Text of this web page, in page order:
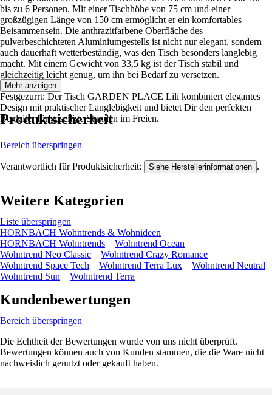
bis zu 6 Personen. Mit einer Tischhöhe von 75 cm und einer
großzügigen Länge von 150 cm ermöglicht er ein komfortables
Beisammensein. Die anthrazitfarbene Oberfläche des
pulverbeschichteten Aluminiumgestells ist nicht nur elegant, sondern
auch dauerhaft wetterbeständig, was den Tisch besonders langlebig
macht. Mit einem Gewicht von 33,5 kg ist der Tisch stabil und
gleichzeitig leicht genug, um ihn bei Bedarf zu versetzen.
Festgezurrt: Der Tisch GARDEN PLACE Lili kombiniert elegantes
Design mit praktischer Langlebigkeit und bietet Dir den perfekten
Begleiter für gesellige Stunden im Freien.
Mehr anzeigen
Produktsicherheit
Bereich überspringen
Verantwortlich für Produktsicherheit: Siehe Herstellerinformationen .
Weitere Kategorien
Liste überspringen
HORNBACH Wohntrends & Wohnideen
HORNBACH Wohntrends
Wohntrend Ocean
Wohntrend Neo Classic
Wohntrend Crazy Romance
Wohntrend Space Tech
Wohntrend Terra Lux
Wohntrend Neutral
Wohntrend Sun
Wohntrend Terra
Kundenbewertungen
Bereich überspringen
Die Echtheit der Bewertungen wurde von uns nicht überprüft.
Bewertungen können auch von Kunden stammen, die die Ware nicht
nachweislich genutzt oder gekauft haben.